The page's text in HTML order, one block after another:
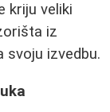
kriju veliki
iz
svoju izvedbu.